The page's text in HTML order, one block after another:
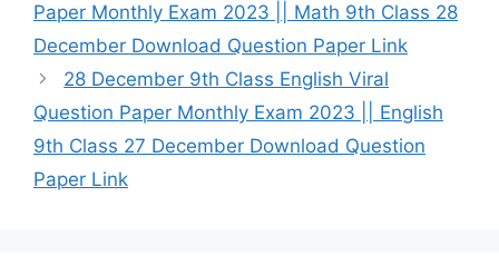
Paper Monthly Exam 2023 || Math 9th Class 28
December Download Question Paper Link
28 December 9th Class English Viral
Question Paper Monthly Exam 2023 || English
9th Class 27 December Download Question
Paper Link